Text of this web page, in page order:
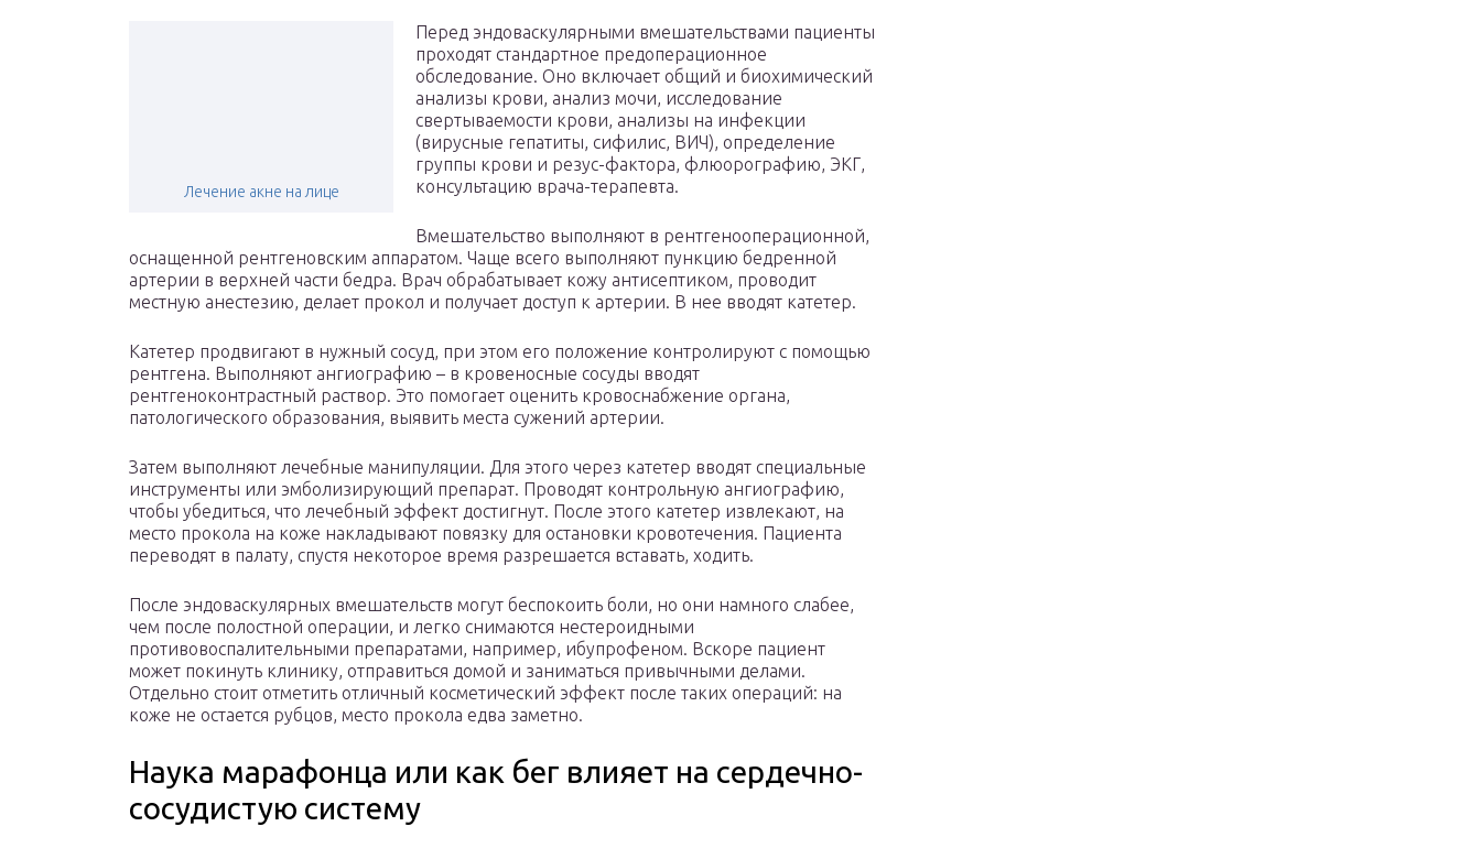
Лечение акне на лице
Перед эндоваскулярными вмешательствами пациенты
проходят стандартное предоперационное
обследование. Оно включает общий и биохимический
анализы крови, анализ мочи, исследование
свертываемости крови, анализы на инфекции
(вирусные гепатиты, сифилис, ВИЧ), определение
группы крови и резус-фактора, флюорографию, ЭКГ,
консультацию врача-терапевта.
Вмешательство выполняют в рентгенооперационной,
оснащенной рентгеновским аппаратом. Чаще всего выполняют пункцию бедренной
артерии в верхней части бедра. Врач обрабатывает кожу антисептиком, проводит
местную анестезию, делает прокол и получает доступ к артерии. В нее вводят катетер.
Катетер продвигают в нужный сосуд, при этом его положение контролируют с помощью
рентгена. Выполняют ангиографию – в кровеносные сосуды вводят
рентгеноконтрастный раствор. Это помогает оценить кровоснабжение органа,
патологического образования, выявить места сужений артерии.
Затем выполняют лечебные манипуляции. Для этого через катетер вводят специальные
инструменты или эмболизирующий препарат. Проводят контрольную ангиографию,
чтобы убедиться, что лечебный эффект достигнут. После этого катетер извлекают, на
место прокола на коже накладывают повязку для остановки кровотечения. Пациента
переводят в палату, спустя некоторое время разрешается вставать, ходить.
После эндоваскулярных вмешательств могут беспокоить боли, но они намного слабее,
чем после полостной операции, и легко снимаются нестероидными
противовоспалительными препаратами, например, ибупрофеном. Вскоре пациент
может покинуть клинику, отправиться домой и заниматься привычными делами.
Отдельно стоит отметить отличный косметический эффект после таких операций: на
коже не остается рубцов, место прокола едва заметно.
Наука марафонца или как бег влияет на сердечно-
сосудистую систему